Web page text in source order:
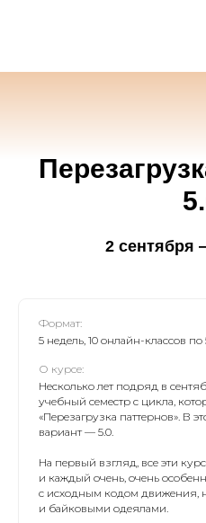
2 сентября
Формат:
5 недель, 10 онлайн-классов
О курсе:
Несколько лет подряд в
учебный семестр с цикла,
«Перезагрузка паттернов». В
вариант — 5.0.
На первый взгляд, все эти
и каждый очень, очень
с исходным кодом движения,
и байковыми одеялами.